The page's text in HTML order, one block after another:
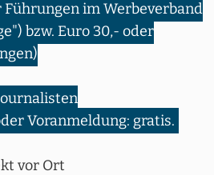
im Werbeverband
bzw. Euro 30,- oder
Voranmeldung: gratis.
vor Ort